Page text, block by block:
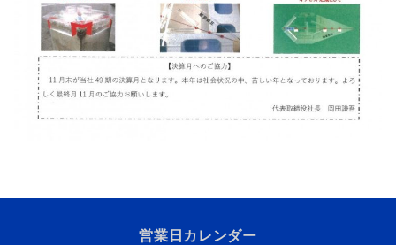
営業日カレンダー